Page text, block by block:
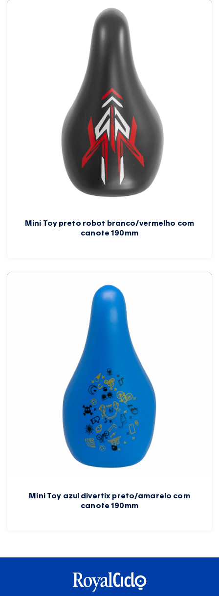
Mini Toy preto robot branco/vermelho com
canote 190mm
Mini Toy azul divertix preto/amarelo com
canote 190mm